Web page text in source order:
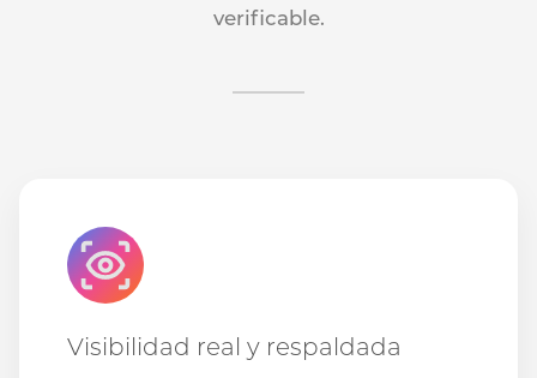
verificable.
Visibilidad real y respaldada